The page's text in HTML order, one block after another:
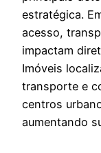
estratégica.
acesso,
impactam
Imóveis
transporte e
centros
aumentando